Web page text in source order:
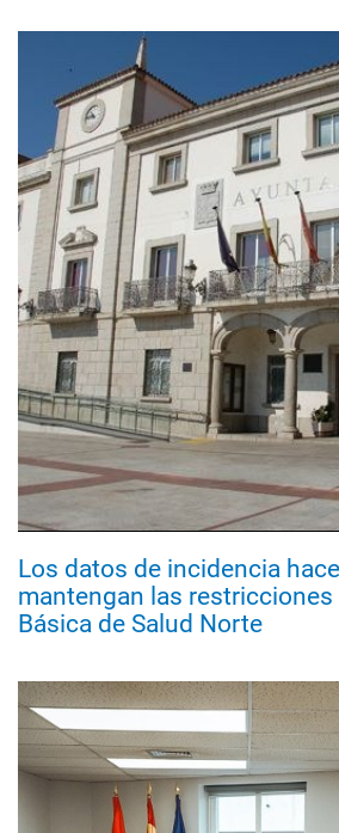
Los datos de incidencia
mantengan las restricciones
Básica de Salud Norte